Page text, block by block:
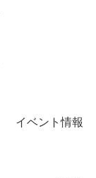
イベント情報